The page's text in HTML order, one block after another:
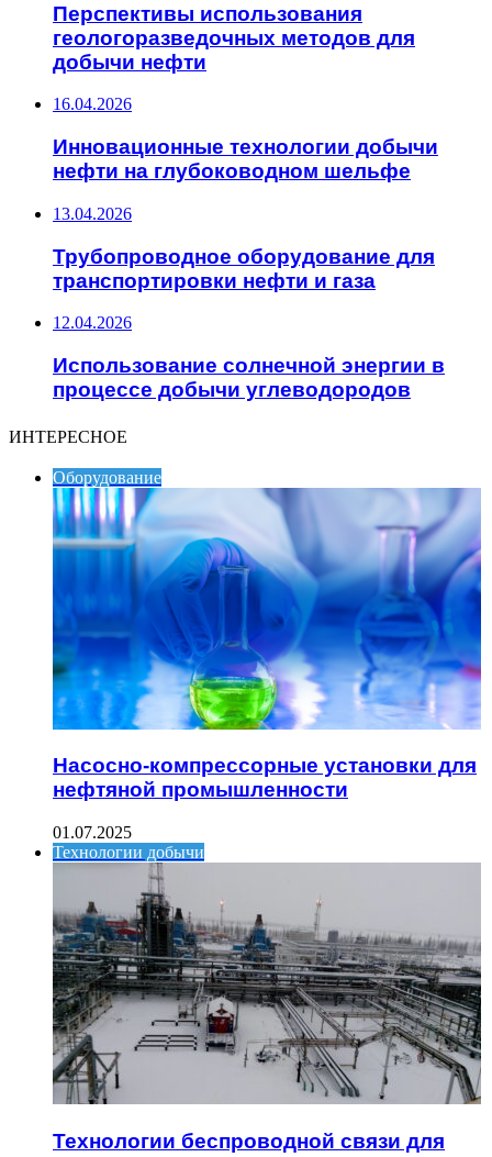
Перспективы использования
геологоразведочных методов для
добычи нефти
16.04.2026
Инновационные технологии добычи
нефти на глубоководном шельфе
13.04.2026
Трубопроводное оборудование для
транспортировки нефти и газа
12.04.2026
Использование солнечной энергии в
процессе добычи углеводородов
ИНТЕРЕСНОЕ
Оборудование
Насосно-компрессорные установки для
нефтяной промышленности
01.07.2025
Технологии добычи
Технологии беспроводной связи для